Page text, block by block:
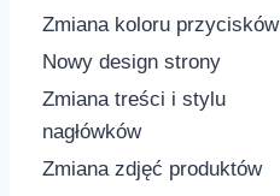
Zmiana koloru przycisków
Nowy​ design⁣ strony
Zmiana treści​ i stylu
nagłówków
Zmiana zdjęć produktów